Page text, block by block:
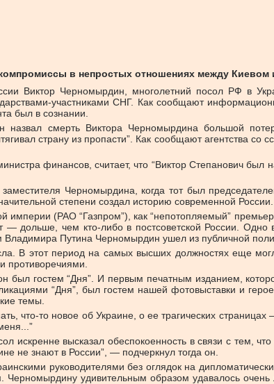
в непростых отношениях между Киевом
Виктор Черномырдин, многолетний посол РФ в
участниками СНГ. Как сообщают
был в сознании.
смерть Виктора Черномырдина большой
страну из пропасти”. Как сообщают агентства
финансов, считает, что “Виктор Степанович был
Черномырдина, когда тот был
степени создал историю современной России.
империи (РАО “Газпром”), как “непотопляемый”
дольше, чем кто-либо в постсоветской России.
Путина Черномырдин ушел из публичной
В этот период на самых высших должностях еще
противоречиями.
гостем “Дня”. И первым печатным изданием,
“Дня”, был гостем нашей фотовыставки и
темы.
что-то новое об Украине, о ее трагических
высказал обеспокоенность в связи с тем,
не знают в России”, — подчеркнул тогда он.
руководителями без оглядок на
удивительным образом удавалось очень